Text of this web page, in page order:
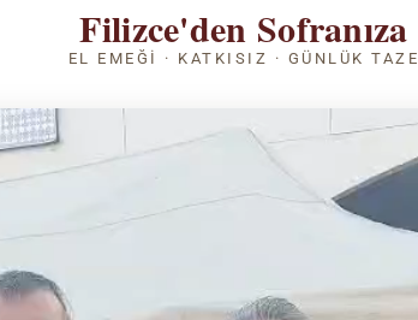
Filizce'den Sofranıza
EL EMEĞI · KATKISIZ · GÜNLÜK TAZE